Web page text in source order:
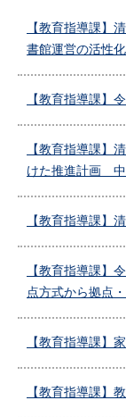
【教育指導課】
書館運営の活性
【教育指導課】
【教育指導課】
けた推進計画 中
【教育指導課】
【教育指導課】
点方式から拠点
【教育指導課】
【教育指導課】